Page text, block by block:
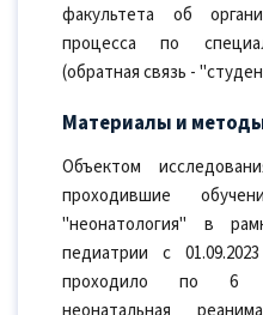
факультета об
процесса по
(обратная связь -
Материалы и
Объектом
проходившие
"неонатология" в
педиатрии с
проходило по 6